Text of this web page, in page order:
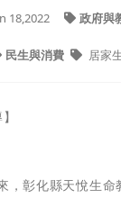
18,2022 政府與
民生與消費 居家
彰化縣天悅生命